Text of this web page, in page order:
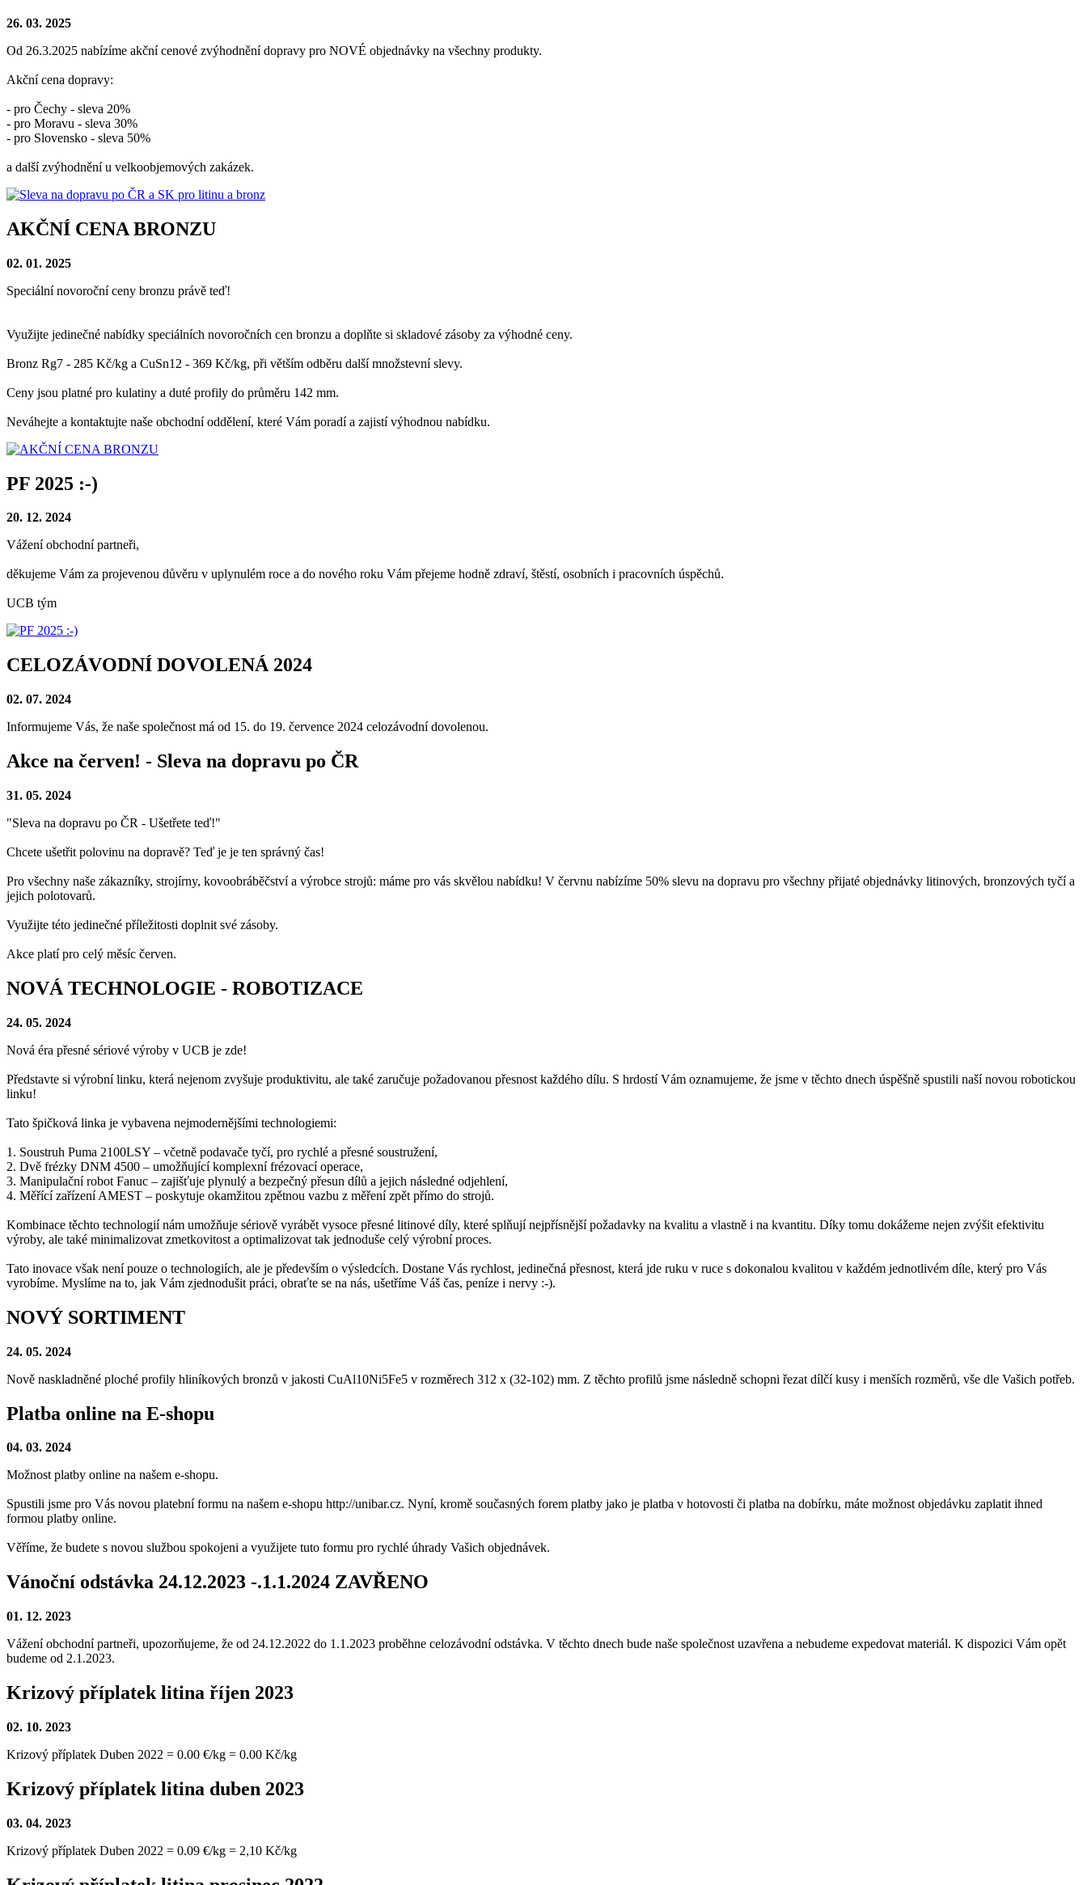
26. 03. 2025
Od 26.3.2025 nabízíme akční cenové zvýhodnění dopravy pro NOVÉ objednávky na všechny produkty.
Akční cena dopravy:
- pro Čechy - sleva 20%
- pro Moravu - sleva 30%
- pro Slovensko - sleva 50%
a další zvýhodnění u velkoobjemových zakázek.
AKČNÍ CENA BRONZU
02. 01. 2025
Speciální novoroční ceny bronzu právě teď!
Využijte jedinečné nabídky speciálních novoročních cen bronzu a doplňte si skladové zásoby za výhodné ceny.
Bronz Rg7 - 285 Kč/kg a CuSn12 - 369 Kč/kg, při větším odběru další množstevní slevy.
Ceny jsou platné pro kulatiny a duté profily do průměru 142 mm.
Neváhejte a kontaktujte naše obchodní oddělení, které Vám poradí a zajistí výhodnou nabídku.
PF 2025 :-)
20. 12. 2024
Vážení obchodní partneři,
děkujeme Vám za projevenou důvěru v uplynulém roce a do nového roku Vám přejeme hodně zdraví, štěstí, osobních i pracovních úspěchů.
UCB tým
CELOZÁVODNÍ DOVOLENÁ 2024
02. 07. 2024
Informujeme Vás, že naše společnost má od 15. do 19. července 2024 celozávodní dovolenou.
Akce na červen! - Sleva na dopravu po ČR
31. 05. 2024
"Sleva na dopravu po ČR - Ušetřete teď!"
Chcete ušetřit polovinu na dopravě? Teď je je ten správný čas!
Pro všechny naše zákazníky, strojírny, kovoobráběčství a výrobce strojů: máme pro vás skvělou nabídku! V červnu nabízíme 50% slevu na dopravu pro všechny přijaté objednávky litinových, bronzových tyčí a
jejich polotovarů.
Využijte této jedinečné příležitosti doplnit své zásoby.
Akce platí pro celý měsíc červen.
NOVÁ TECHNOLOGIE - ROBOTIZACE
24. 05. 2024
Nová éra přesné sériové výroby v UCB je zde!
Představte si výrobní linku, která nejenom zvyšuje produktivitu, ale také zaručuje požadovanou přesnost každého dílu. S hrdostí Vám oznamujeme, že jsme v těchto dnech úspěšně spustili naší novou robotickou
linku!
Tato špičková linka je vybavena nejmodernějšími technologiemi:
1. Soustruh Puma 2100LSY – včetně podavače tyčí, pro rychlé a přesné soustružení,
2. Dvě frézky DNM 4500 – umožňující komplexní frézovací operace,
3. Manipulační robot Fanuc – zajišťuje plynulý a bezpečný přesun dílů a jejich následné odjehlení,
4. Měřící zařízení AMEST – poskytuje okamžitou zpětnou vazbu z měření zpět přímo do strojů.
Kombinace těchto technologií nám umožňuje sériově vyrábět vysoce přesné litinové díly, které splňují nejpřísnější požadavky na kvalitu a vlastně i na kvantitu. Díky tomu dokážeme nejen zvýšit efektivitu
výroby, ale také minimalizovat zmetkovitost a optimalizovat tak jednoduše celý výrobní proces.
Tato inovace však není pouze o technologiích, ale je především o výsledcích. Dostane Vás rychlost, jedinečná přesnost, která jde ruku v ruce s dokonalou kvalitou v každém jednotlivém díle, který pro Vás
vyrobíme. Myslíme na to, jak Vám zjednodušit práci, obraťte se na nás, ušetříme Váš čas, peníze i nervy :-).
NOVÝ SORTIMENT
24. 05. 2024
Nově naskladněné ploché profily hliníkových bronzů v jakosti CuAl10Ni5Fe5 v rozměrech 312 x (32-102) mm. Z těchto profilů jsme následně schopni řezat dílčí kusy i menších rozměrů, vše dle Vašich potřeb.
Platba online na E-shopu
04. 03. 2024
Možnost platby online na našem e-shopu.
Spustili jsme pro Vás novou platební formu na našem e-shopu http://unibar.cz. Nyní, kromě současných forem platby jako je platba v hotovosti či platba na dobírku, máte možnost objedávku zaplatit ihned
formou platby online.
Věříme, že budete s novou službou spokojeni a využijete tuto formu pro rychlé úhrady Vašich objednávek.
Vánoční odstávka 24.12.2023 -.1.1.2024 ZAVŘENO
01. 12. 2023
Vážení obchodní partneři, upozorňujeme, že od 24.12.2022 do 1.1.2023 proběhne celozávodní odstávka. V těchto dnech bude naše společnost uzavřena a nebudeme expedovat materiál. K dispozici Vám opět
budeme od 2.1.2023.
Krizový příplatek litina říjen 2023
02. 10. 2023
Krizový příplatek Duben 2022 = 0.00 €/kg = 0.00 Kč/kg
Krizový příplatek litina duben 2023
03. 04. 2023
Krizový příplatek Duben 2022 = 0.09 €/kg = 2,10 Kč/kg